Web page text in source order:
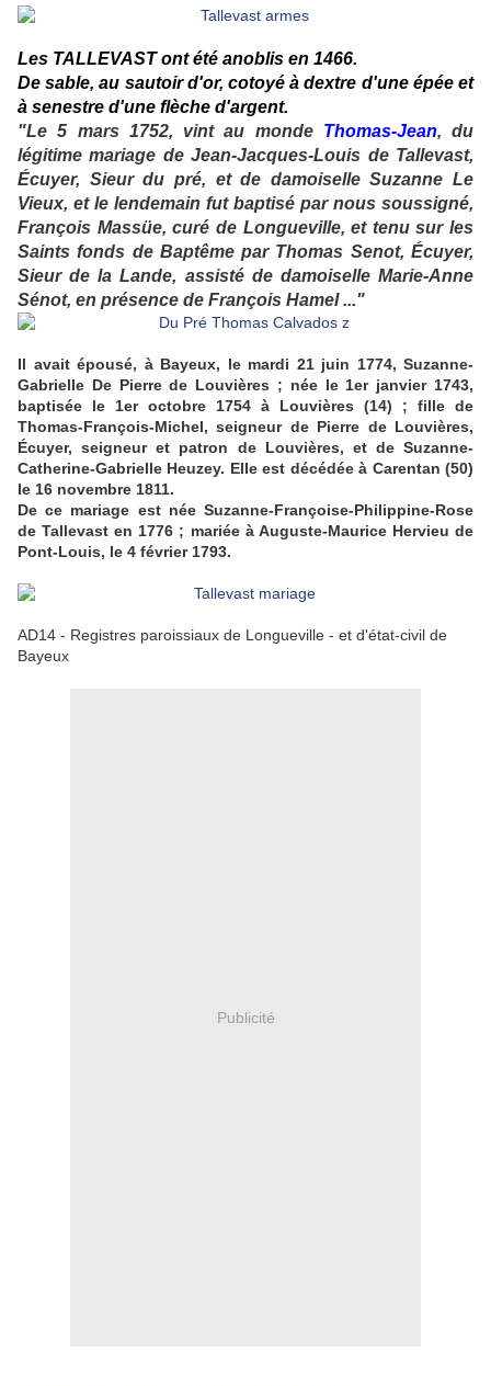
Les TALLEVASTont été anoblis en 1466.
De sable, au sautoir d'or, cotoyé à dextre d'une épée et
à senestre d'une flèche d'argent.
"Le 5 mars 1752, vint au monde Thomas-Jean, du
légitime mariage de Jean-Jacques-Louis de Tallevast,
Écuyer, Sieur du pré, et de damoiselle Suzanne Le
Vieux, et le lendemain fut baptisé par nous soussigné,
François Massüe, curé de Longueville, et tenu sur les
Saints fonds de Baptême par Thomas Senot, Écuyer,
Sieur de la Lande, assisté de damoiselle Marie-Anne
Sénot, en présence de François Hamel ..."
Il avait épousé, à Bayeux, le mardi 21 juin 1774, Suzanne-
Gabrielle De Pierre de Louvières ; née le 1er janvier 1743,
baptisée le 1er octobre 1754 à Louvières (14) ; fille de
Thomas-François-Michel, seigneur de Pierre de Louvières,
Écuyer, seigneur et patron de Louvières, et de Suzanne-
Catherine-Gabrielle Heuzey. Elle est décédée à Carentan (50)
le 16 novembre 1811.
De ce mariage est née Suzanne-Françoise-Philippine-Rose
de Tallevast en 1776 ; mariée à Auguste-Maurice Hervieu de
Pont-Louis, le 4 février 1793.
AD14 - Registres paroissiaux de Longueville - et d'état-civil de
Bayeux
Publicité